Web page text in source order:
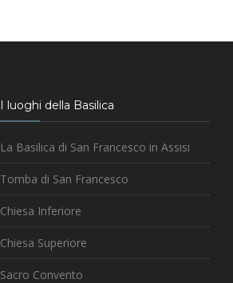
I luoghi della Basilica
La Basilica di San Francesco in Assisi
Tomba di San Francesco
Chiesa Inferiore
Chiesa Superiore
Sacro Convento